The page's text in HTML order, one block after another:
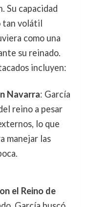
Su capacidad
tan volátil
como una
su reinado.
incluyen:
Navarra: García
reino a pesar
lo que
manejar las
el Reino de